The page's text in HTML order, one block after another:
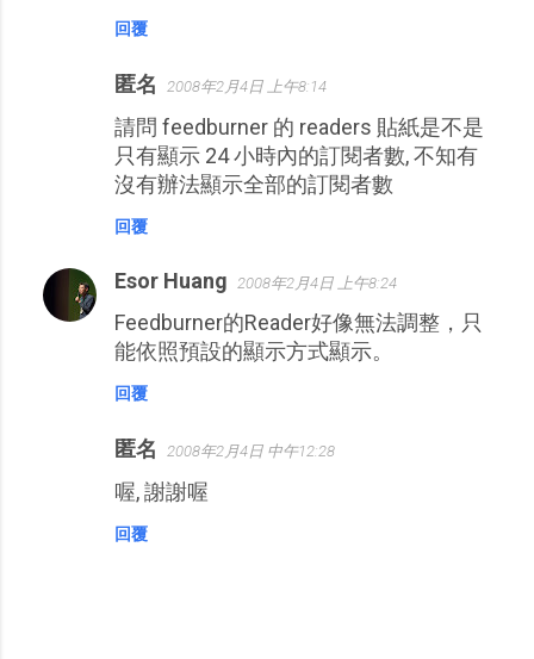
回覆
匿名 2008年2月4日 上午8:14
請問 feedburner 的 readers 貼紙是不是
只有顯示 24 小時內的訂閱者數, 不知有
沒有辦法顯示全部的訂閱者數
回覆
Esor Huang 2008年2月4日 上午8:24
Feedburner的Reader好像無法調整，只
能依照預設的顯示方式顯示。
回覆
匿名 2008年2月4日 中午12:28
喔, 謝謝喔
回覆